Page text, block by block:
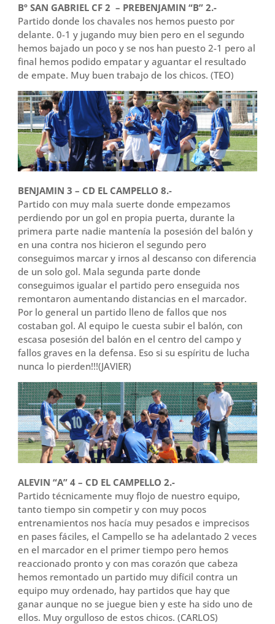
Bº SAN GABRIEL CF 2 – PREBENJAMIN “B” 2.-
Partido donde los chavales nos hemos puesto por
delante. 0-1 y jugando muy bien pero en el segundo
hemos bajado un poco y se nos han puesto 2-1 pero al
final hemos podido empatar y aguantar el resultado
de empate. Muy buen trabajo de los chicos. (TEO)
BENJAMIN 3 – CD EL CAMPELLO 8.-
Partido con muy mala suerte donde empezamos
perdiendo por un gol en propia puerta, durante la
primera parte nadie mantenía la posesión del balón y
en una contra nos hicieron el segundo pero
conseguimos marcar y irnos al descanso con diferencia
de un solo gol. Mala segunda parte donde
conseguimos igualar el partido pero enseguida nos
remontaron aumentando distancias en el marcador.
Por lo general un partido lleno de fallos que nos
costaban gol. Al equipo le cuesta subir el balón, con
escasa posesión del balón en el centro del campo y
fallos graves en la defensa. Eso si su espíritu de lucha
nunca lo pierden!!!(JAVIER)
ALEVIN “A” 4 – CD EL CAMPELLO 2.-
Partido técnicamente muy flojo de nuestro equipo,
tanto tiempo sin competir y con muy pocos
entrenamientos nos hacía muy pesados e imprecisos
en pases fáciles, el Campello se ha adelantado 2 veces
en el marcador en el primer tiempo pero hemos
reaccionado pronto y con mas corazón que cabeza
hemos remontado un partido muy difícil contra un
equipo muy ordenado, hay partidos que hay que
ganar aunque no se juegue bien y este ha sido uno de
ellos. Muy orgulloso de estos chicos. (CARLOS)